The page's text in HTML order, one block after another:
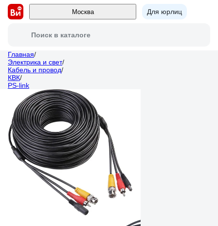
Москва Для юрлиц
Поиск в каталоге
Главная/
Электрика и свет/
Кабель и провод/
КВК/
PS-link